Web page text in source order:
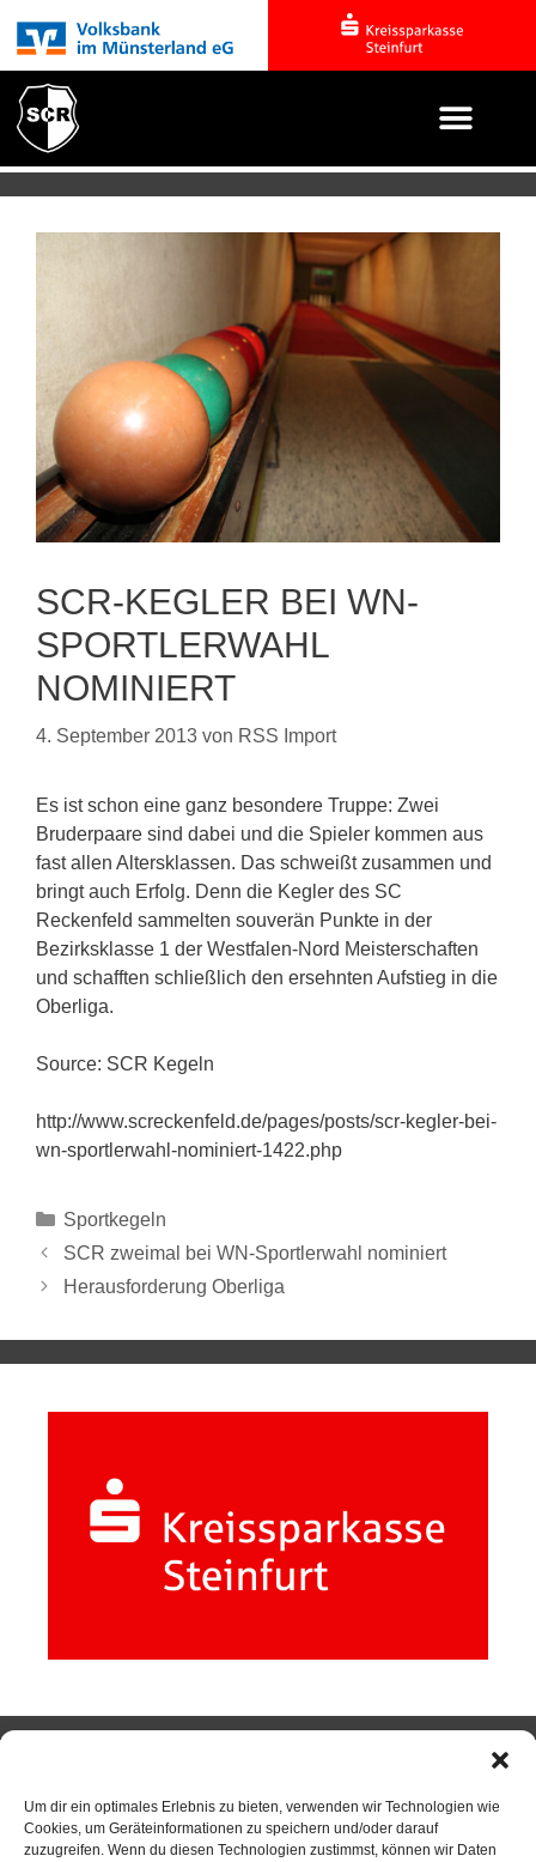
Um dir ein optimales Erlebnis zu bieten, verwenden wir Technologien wie
Cookies, um Geräteinformationen zu speichern und/oder darauf
zuzugreifen. Wenn du diesen Technologien zustimmst, können wir Daten
SCR-KEGLER BEI WN-
SPORTLERWAHL
NOMINIERT
4. September 2013 von RSS Import
Es ist schon eine ganz besondere Truppe: Zwei
Bruderpaare sind dabei und die Spieler kommen aus
fast allen Altersklassen. Das schweißt zusammen und
bringt auch Erfolg. Denn die Kegler des SC
Reckenfeld sammelten souverän Punkte in der
Bezirksklasse 1 der Westfalen-Nord Meisterschaften
und schafften schließlich den ersehnten Aufstieg in die
Oberliga.
Source: SCR Kegeln
http://www.screckenfeld.de/pages/posts/scr-kegler-bei-
wn-sportlerwahl-nominiert-1422.php
Sportkegeln
SCR zweimal bei WN-Sportlerwahl nominiert
Herausforderung Oberliga
SPORTKEGELN